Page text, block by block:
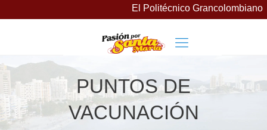
El Politécnico Grancolombiano
PUNTOS DE
VACUNACIÓN